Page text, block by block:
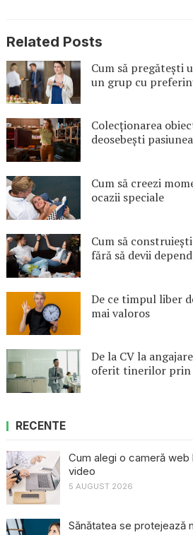
Related Posts
Cum să pregătești
un grup cu
Colecționarea
deosebești
Cum să creezi
ocazii speciale
Cum să
fără să devii
De ce timpul liber
mai valoros
De la CV la
oferit tinerilor prin
RECENTE
Cum alegi o cameră web
video
5 AUGUST 2026
Sănătatea se protejează